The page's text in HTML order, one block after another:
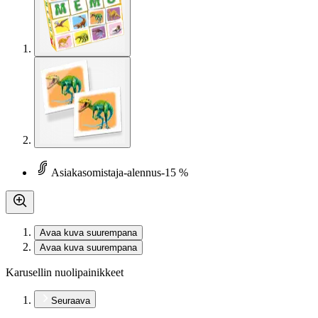
Asiakasomistaja-alennus-15 %
Avaa kuva suurempana
Avaa kuva suurempana
Karusellin nuolipainikkeet
Seuraava